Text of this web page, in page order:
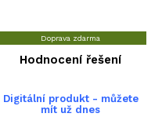
Doprava zdarma
Hodnocení řešení
Digitální produkt - můžete
mít už dnes